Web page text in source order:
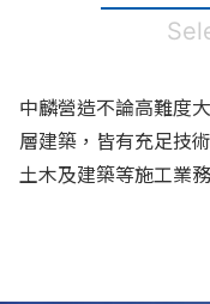
中麟營造不論高難度
層建築，皆有充足技
土木及建築等施工業